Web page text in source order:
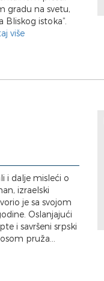
gradu na svetu,
Bliskog istoka”.
više
i dalje misleći o
izraelski
je sa svojom
Oslanjajući
i savršeni srpski
pruža...